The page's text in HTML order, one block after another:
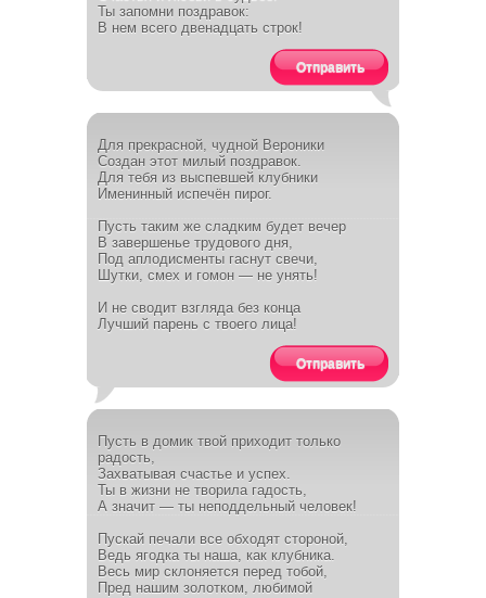
Ты запомни поздравок:
В нем всего двенадцать строк!
Отправить
Для прекрасной, чудной Вероники
Создан этот милый поздравок.
Для тебя из выспевшей клубники
Именинный испечён пирог.
Пусть таким же сладким будет вечер
В завершенье трудового дня,
Под аплодисменты гаснут свечи,
Шутки, смех и гомон — не унять!
И не сводит взгляда без конца
Лучший парень с твоего лица!
Отправить
Пусть в домик твой приходит только
радость,
Захватывая счастье и успех.
Ты в жизни не творила гадость,
А значит — ты неподдельный человек!
Пускай печали все обходят стороной,
Ведь ягодка ты наша, как клубника.
Весь мир склоняется перед тобой,
Пред нашим золотком, любимой